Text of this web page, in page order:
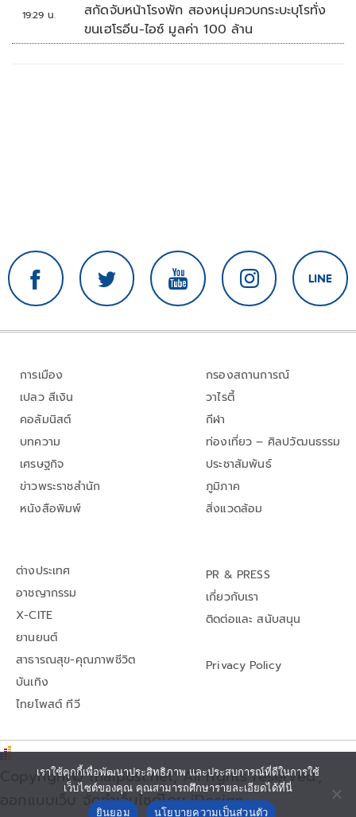
19:29 น.
สกัดจับหน้าโรงพัก สองหนุ่มควบกระบะบุโรทั่ง
ขนเฮโรอีน-ไอซ์ มูลค่า 100 ล้าน
การเมือง
เปลว สีเงิน
คอลัมนิสต์
บทความ
เศรษฐกิจ
ข่าวพระราชสำนัก
หนังสือพิมพ์
กรองสถานการณ์
วาไรตี้
กีฬา
ท่องเที่ยว – ศิลปวัฒนธรรม
ประชาสัมพันธ์
ภูมิภาค
สิ่งแวดล้อม
ต่างประเทศ
อาชญากรรม
X-CITE
ยานยนต์
สาธารณสุข-คุณภาพชีวิต
บันเทิง
ไทยโพสต์ ทีวี
PR & PRESS
เกี่ยวกับเรา
ติดต่อและ สนับสนุน
Privacy Policy
Copyright© thaipost.net, All rights reserved.,
ออกแบบเว็บ จัดทำเว็บไซต์โดย iDesign
เราใช้คุกกี้เพื่อพัฒนาประสิทธิภาพ และประสบการณ์ที่ดีในการใช้
เว็บไซต์ของคุณ คุณสามารถศึกษารายละเอียดได้ที่นี่
ยินยอม
นโยบายความเป็นส่วนตัว